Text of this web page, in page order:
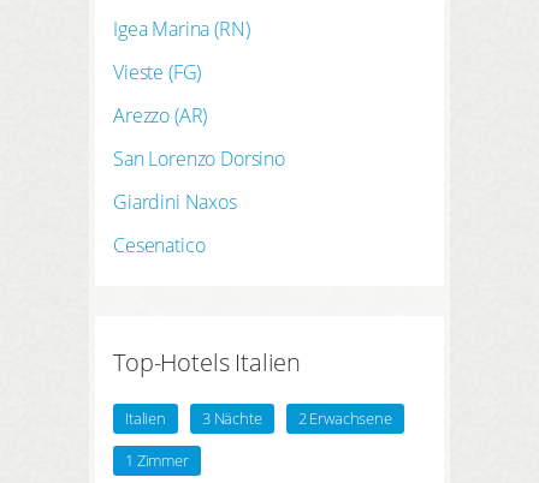
Igea Marina (RN)
Vieste (FG)
Arezzo (AR)
San Lorenzo Dorsino
Giardini Naxos
Cesenatico
Top-Hotels Italien
Italien 3 Nächte
2 Erwachsene
1 Zimmer